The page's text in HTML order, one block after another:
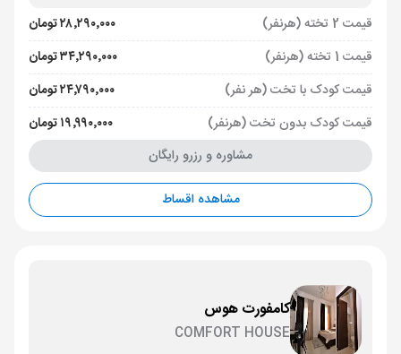
قیمت 2 تخته (هرنفر)
۲۸٬۲۹۰٬۰۰۰ تومان
قیمت 1 تخته (هرنفر)
۳۴٬۲۹۰٬۰۰۰ تومان
قیمت کودک با تخت (هر نفر)
۲۴٬۷۹۰٬۰۰۰ تومان
قیمت کودک بدون تخت (هرنفر)
۱۹٬۹۹۰٬۰۰۰ تومان
مشاوره و رزرو رایگان
مشاهده اقساط
کامفورت هوس
COMFORT HOUSE